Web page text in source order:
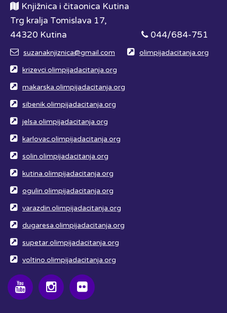
Knjižnica i čitaonica Kutina
Trg kralja Tomislava 17,
44320 Kutina
044/684-751
suzanaknjiznica@gmail.com olimpijadacitanja.org
krizevci.olimpijadacitanja.org
makarska.olimpijadacitanja.org
sibenik.olimpijadacitanja.org
jelsa.olimpijadacitanja.org
karlovac.olimpijadacitanja.org
solin.olimpijadacitanja.org
kutina.olimpijadacitanja.org
ogulin.olimpijadacitanja.org
varazdin.olimpijadacitanja.org
dugaresa.olimpijadacitanja.org
supetar.olimpijadacitanja.org
voltino.olimpijadacitanja.org